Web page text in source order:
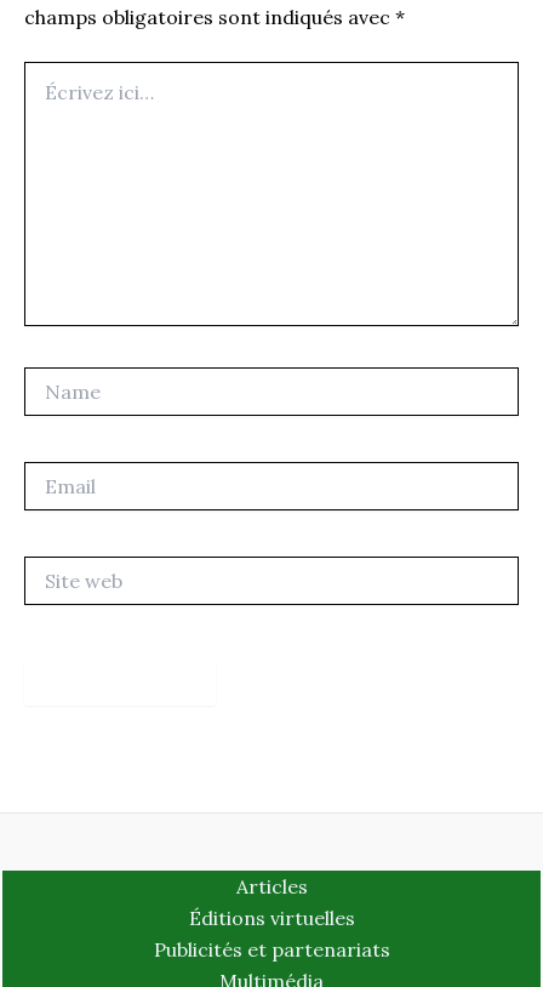
champs obligatoires sont indiqués avec *
ici…
web
Articles
Éditions virtuelles
Publicités et partenariats
Multimédia